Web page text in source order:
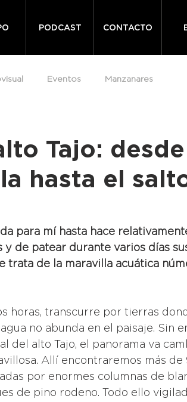
PODCAST CONTACTO
Eventos Manzanares
Tajo:
hasta el
para mí hasta hace
y de patear durante varios días
trata de la maravilla acuática
no abunda en el paisaje. Sin
del alto Tajo, el panorama va
Allí encontraremos más de
por enormes columnas de
de pino rodeno. Todo ello